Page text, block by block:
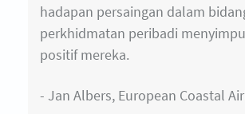
hadapan persaingan dalam
perkhidmatan peribadi
positif mereka.
- Jan Albers, European Coastal